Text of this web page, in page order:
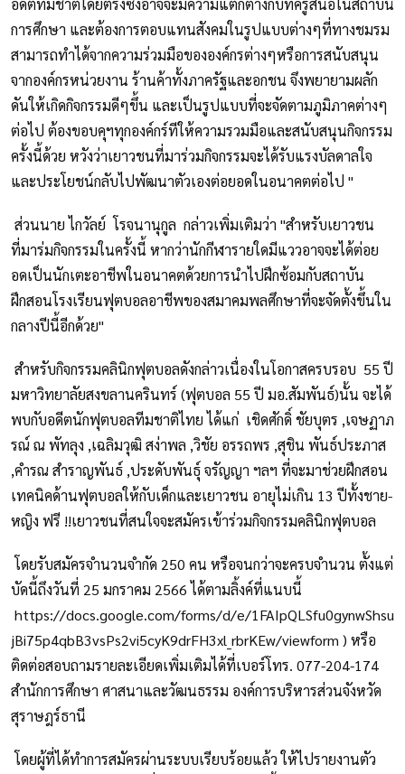
อดีตทีมชาติโดยตรงซึ่งอาจจะมีความแตกต่างกับที่ครูสนอในสถาบัน
การศึกษา และต้องการตอบแทนสังคมในรูปแบบต่างๆที่ทางชมรม
สามารถทำได้จากความร่วมมือขององค์กรต่างๆหรือการสนับสนุน
จากองค์กรหน่วยงาน ร้านค้าทั้งภาครัฐและอกชน จึงพยายามผลัก
ดันให้เกิดกิจกรรมดีๆขึ้น และเป็นรูปแบบที่จะจัดตามภูมิภาคต่างๆ
ต่อไป ต้องขอบคุฯทุกองค์กร์ทีให้ความรวมมือและสนับสนุนกิจกรรม
ครั้งนี้ด้วย หวังว่าเยาวชนที่มาร่วมกิจกรรมจะได้รับแรงบัลดาลใจ
และประโยชน์กลับไปพัฒนาตัวเองต่อยอดในอนาคตต่อไป "
ส่วนนาย ไกวัลย์ โรจนานุกูล กล่าวเพิ่มเติมว่า "สำหรับเยาวชน
ที่มาร่มกิจกรรมในครั้งนี้ หากว่านักกีฬารายใดมีแววอาจจะได้ต่อย
อดเป็นนักเตะอาชีพในอนาคตด้วยการนำไปฝึกซ้อมกับสถาบัน
ฝึกสอนโรงเรียนฟุตบอลอาชีพของสมาคมพลศึกษาที่จะจัดตั้งขึ้นใน
กลางปีนี้อีกด้วย"
สำหรับกิจกรรมคลินิกฟุตบอลดังกล่าวเนื่องในโอกาสครบรอบ 55 ปี
มหาวิทยาลัยสงขลานครินทร์ (ฟุตบอล 55 ปี มอ.สัมพันธ์)นั้น จะได้
พบกับอดีตนักฟุตบอลทีมชาติไทย ได้แก่ เชิดศักดิ์ ชัยบุตร ,เจษฏาภ
รณ์ ณ พัทลุง ,เฉลิมวุฒิ สง่าพล ,วิชัย อรรถพร ,สุชิน พันธ์ประภาส
,คำรณ สำราญพันธ์ ,ประดับพันธุ์ จรัญญา ฯลฯ ที่จะมาช่วยฝึกสอน
เทคนิคด้านฟุตบอลให้กับเด็กและเยาวชน อายุไม่เกิน 13 ปีทั้งชาย-
หญิง ฟรี !!เยาวชนที่สนใจจะสมัครเข้าร่วมกิจกรรมคลินิกฟุตบอล
โดยรับสมัครจำนวนจำกัด 250 คน หรือจนกว่าจะครบจำนวน ตั้งแต่
บัดนี้ถึงวันที่ 25 มกราคม 2566 ได้ตามลิ้งค์ที่แนบนี้
https://docs.google.com/forms/d/e/1FAIpQLSfu0gynwShsu
jBi75p4qbB3vsPs2vi5cyK9drFH3xl_rbrKEw/viewform ) หรือ
ติดต่อสอบถามรายละเอียดเพิ่มเติมได้ที่เบอร์โทร. 077-204-174
สำนักการศึกษา ศาสนาและวัฒนธรรม องค์การบริหารส่วนจังหวัด
สุราษฎร์ธานี
โดยผู้ที่ได้ทำการสมัครผ่านระบบเรียบร้อยแล้ว ให้ไปรายงานตัว